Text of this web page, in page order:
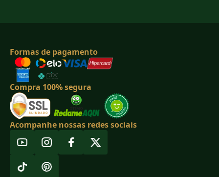
Formas de pagamento
Compra 100% segura
Acompanhe nossas redes sociais